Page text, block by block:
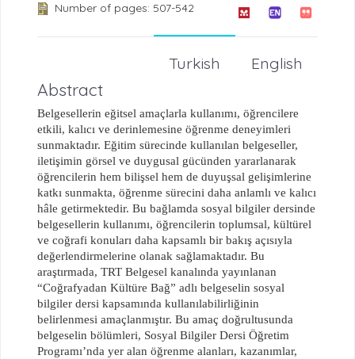
Number of pages: 507-542
English
Turkish
Abstract
Belgesellerin eğitsel amaçlarla kullanımı, öğrencilere
etkili, kalıcı ve derinlemesine öğrenme deneyimleri
sunmaktadır. Eğitim sürecinde kullanılan belgeseller,
iletişimin görsel ve duygusal gücünden yararlanarak
öğrencilerin hem bilişsel hem de duyuşsal gelişimlerine
katkı sunmakta, öğrenme sürecini daha anlamlı ve kalıcı
hâle getirmektedir. Bu bağlamda sosyal bilgiler dersinde
belgesellerin kullanımı, öğrencilerin toplumsal, kültürel
ve coğrafi konuları daha kapsamlı bir bakış açısıyla
değerlendirmelerine olanak sağlamaktadır. Bu
araştırmada, TRT Belgesel kanalında yayınlanan
“Coğrafyadan Kültüre Bağ” adlı belgeselin sosyal
bilgiler dersi kapsamında kullanılabilirliğinin
belirlenmesi amaçlanmıştır. Bu amaç doğrultusunda
belgeselin bölümleri, Sosyal Bilgiler Dersi Öğretim
Programı’nda yer alan öğrenme alanları, kazanımlar,